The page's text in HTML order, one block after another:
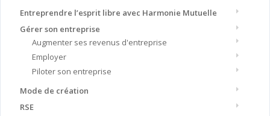
Entreprendre l’esprit libre avec Harmonie Mutuelle
Gérer son entreprise
Augmenter ses revenus d'entreprise
Employer
Piloter son entreprise
Mode de création
RSE